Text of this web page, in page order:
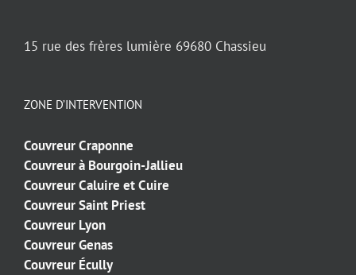
15 rue des frères lumière 69680 Chassieu
ZONE D’INTERVENTION
Couvreur Craponne
Couvreur à Bourgoin-Jallieu
Couvreur Caluire et Cuire
Couvreur Saint Priest
Couvreur Lyon
Couvreur Genas
Couvreur Écully